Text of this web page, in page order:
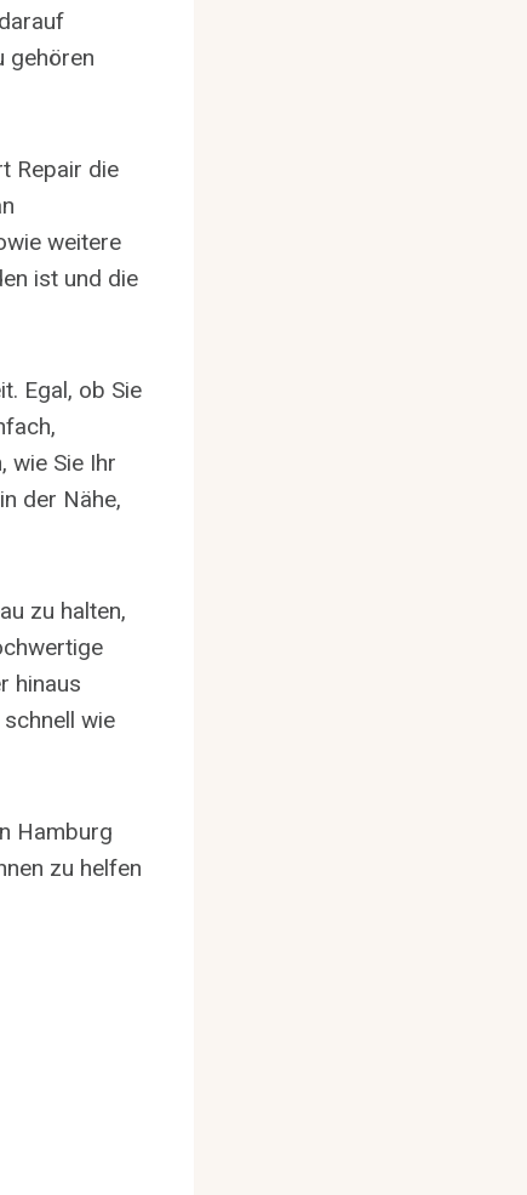
gehören
Repair die
weitere
ist und die
Egal, ob Sie
wie Sie Ihr
der Nähe,
zu halten,
hinaus
wie
Hamburg
zu helfen